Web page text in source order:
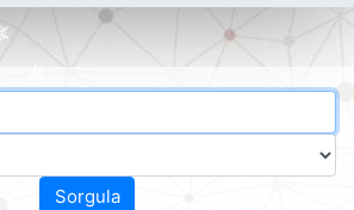
Sorgula